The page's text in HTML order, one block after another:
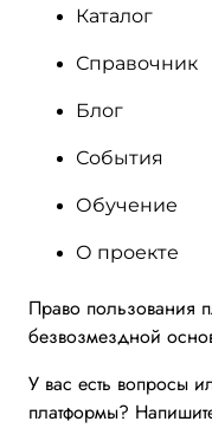
Каталог
Справочник
Блог
События
Обучение
О проекте
Право пользования
безвозмездной
У вас есть вопросы
платформы?